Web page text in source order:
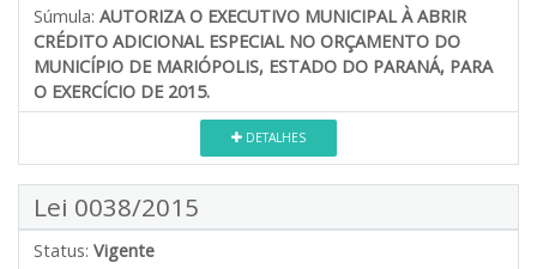
Súmula: AUTORIZA O EXECUTIVO MUNICIPAL À ABRIR
CRÉDITO ADICIONAL ESPECIAL NO ORÇAMENTO DO
MUNICÍPIO DE MARIÓPOLIS, ESTADO DO PARANÁ, PARA
O EXERCÍCIO DE 2015.
DETALHES
Lei 0038/2015
Status: Vigente